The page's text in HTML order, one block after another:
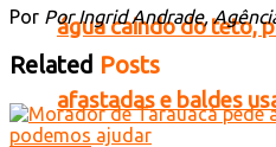
água caindo do teto,
afastadas e baldes
Por Por Ingrid Andrade,
Related Posts